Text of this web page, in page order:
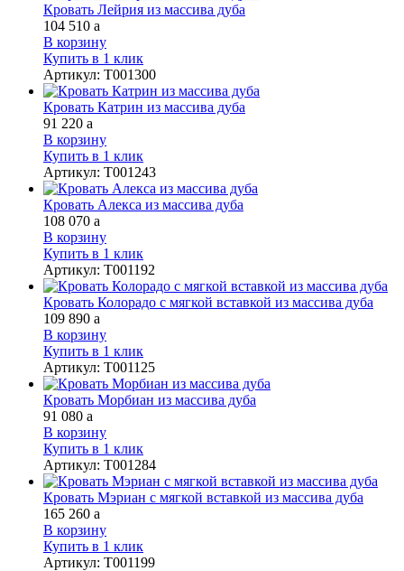
Кровать Лейрия из массива дуба
104 510 a
В корзину
Купить в 1 клик
Артикул: Т001300
Кровать Катрин из массива дуба
91 220 a
В корзину
Купить в 1 клик
Артикул: Т001243
Кровать Алекса из массива дуба
108 070 a
В корзину
Купить в 1 клик
Артикул: Т001192
Кровать Колорадо с мягкой вставкой из массива дуба
109 890 a
В корзину
Купить в 1 клик
Артикул: Т001125
Кровать Морбиан из массива дуба
91 080 a
В корзину
Купить в 1 клик
Артикул: Т001284
Кровать Мэриан с мягкой вставкой из массива дуба
165 260 a
В корзину
Купить в 1 клик
Артикул: Т001199